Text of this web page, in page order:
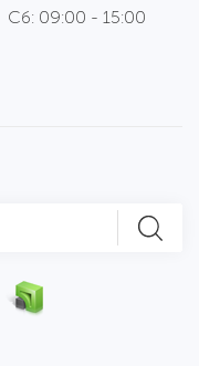
Сб: 09:00 - 15:00